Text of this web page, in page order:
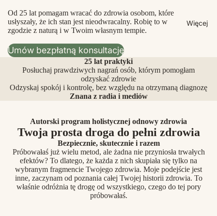
Więcej
Od 25 lat pomagam wracać do zdrowia osobom, które
usłyszały, że ich stan jest nieodwracalny. Robię to w
zgodzie z naturą i w Twoim własnym tempie.
Umów bezpłatną konsultację
25 lat praktyki
Posłuchaj prawdziwych nagrań osób, którym pomogłam
odzyskać zdrowie
Odzyskaj spokój i kontrolę, bez względu na otrzymaną diagnozę
Znana z radia i mediów
Autorski program holistycznej odnowy zdrowia
Twoja prosta droga do pełni zdrowia
Bezpiecznie, skutecznie i razem
Próbowałaś już wielu metod, ale żadna nie przyniosła trwałych
efektów? To dlatego, że każda z nich skupiała się tylko na
wybranym fragmencie Twojego zdrowia. Moje podejście jest
inne, zaczynam od poznania całej Twojej historii zdrowia. To
właśnie odróżnia tę drogę od wszystkiego, czego do tej pory
próbowałaś.